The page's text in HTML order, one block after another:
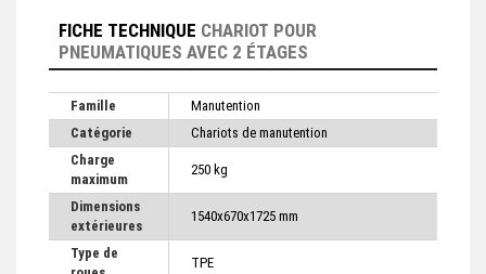
FICHE TECHNIQUE CHARIOT POUR
PNEUMATIQUES AVEC 2 ÉTAGES
Famille
Manutention
Catégorie
Chariots de manutention
Charge
maximum
250 kg
Dimensions
extérieures
1540x670x1725 mm
Type de
TPE